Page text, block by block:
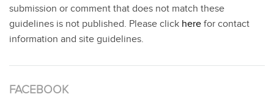
submission or comment that does not match these
guidelines is not published. Please click here for contact
information and site guidelines.
FACEBOOK